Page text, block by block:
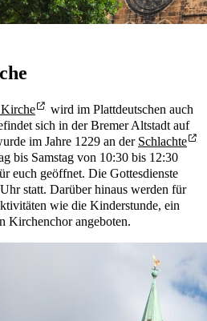
wird im Plattdeutschen auch
sich in der Bremer Altstadt auf
im Jahre 1229 an der Schlachte
bis Samstag von 10:30 bis 12:30
euch geöffnet. Die Gottesdienste
statt. Darüber hinaus werden für
wie die Kinderstunde, ein
Kirchenchor angeboten.